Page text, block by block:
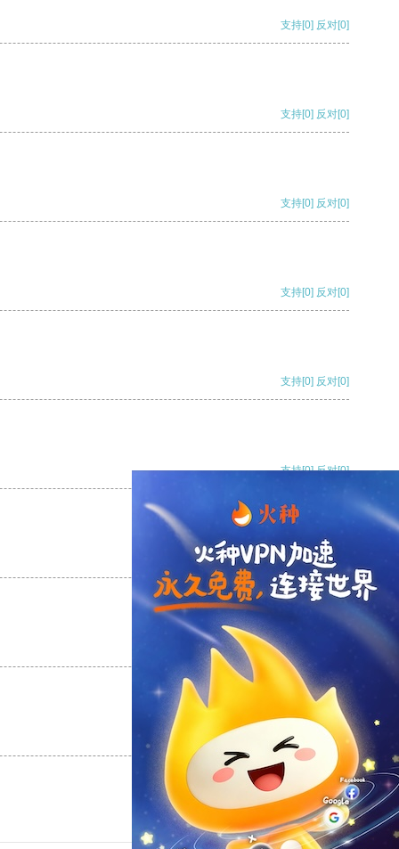
支持[0] 反对[0]
支持[0] 反对[0]
支持[0] 反对[0]
支持[0] 反对[0]
支持[0] 反对[0]
支持[0] 反对[0]
支持[0] 反对
支持
支持 反对 [0]